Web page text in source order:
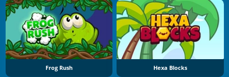
Frog Rush Hexa Blocks